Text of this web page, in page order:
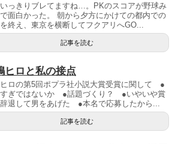
っきりブレてますね…。PKのスコアが野球み
面白かった。 朝から夕方にかけての都内での
終え、東京を横断してフクアリへGO...
記事を読む
ヒロと私の接点
ロの第5回ポプラ社小説大賞受賞に関して ●
ぎではないか ●話題づくり？ ●いやいや賞
退して男をあげた ●本名で応募したから...
記事を読む